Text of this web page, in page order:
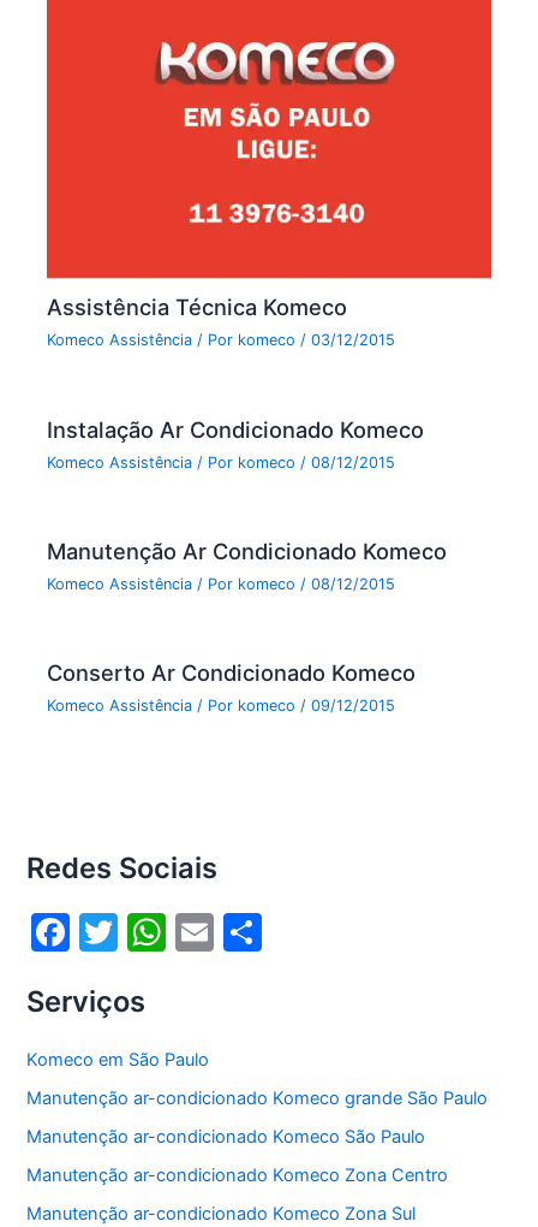
Assistência Técnica Komeco
Komeco Assistência / Por komeco/03/12/2015
Instalação Ar Condicionado Komeco
Komeco Assistência / Por komeco /08/12/2015
Manutenção Ar Condicionado Komeco
Komeco Assistência / Por komeco /08/12/2015
Conserto Ar Condicionado Komeco
Komeco Assistência / Por komeco/09/12/2015
Redes Sociais
F
c
e
b
o
o
k
T
itt
er
W
s
A
p
p
E
Serviços
Komeco em São Paulo
Manutenção ar-condicionado Komeco grande São Paulo
Manutenção ar-condicionado Komeco São Paulo
Manutenção ar-condicionado Komeco Zona Centro
Manutenção ar-condicionado Komeco Zona Sul